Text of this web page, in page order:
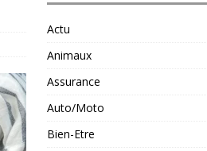
Actu
Animaux
Assurance
Auto/Moto
Bien-Etre